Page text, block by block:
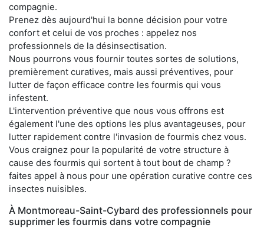
compagnie.
Prenez dès aujourd'hui la bonne décision pour votre
confort et celui de vos proches : appelez nos
professionnels de la désinsectisation.
Nous pourrons vous fournir toutes sortes de solutions,
premièrement curatives, mais aussi préventives, pour
lutter de façon efficace contre les fourmis qui vous
infestent.
L'intervention préventive que nous vous offrons est
également l'une des options les plus avantageuses, pour
lutter rapidement contre l'invasion de fourmis chez vous.
Vous craignez pour la popularité de votre structure à
cause des fourmis qui sortent à tout bout de champ ?
faites appel à nous pour une opération curative contre ces
insectes nuisibles.
À Montmoreau-Saint-Cybard des professionnels pour
supprimer les fourmis dans votre compagnie